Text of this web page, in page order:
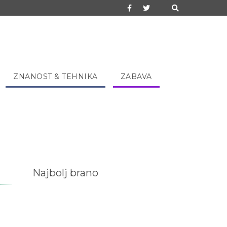
ZNANOST & TEHNIKA ZABAVA
Najbolj brano